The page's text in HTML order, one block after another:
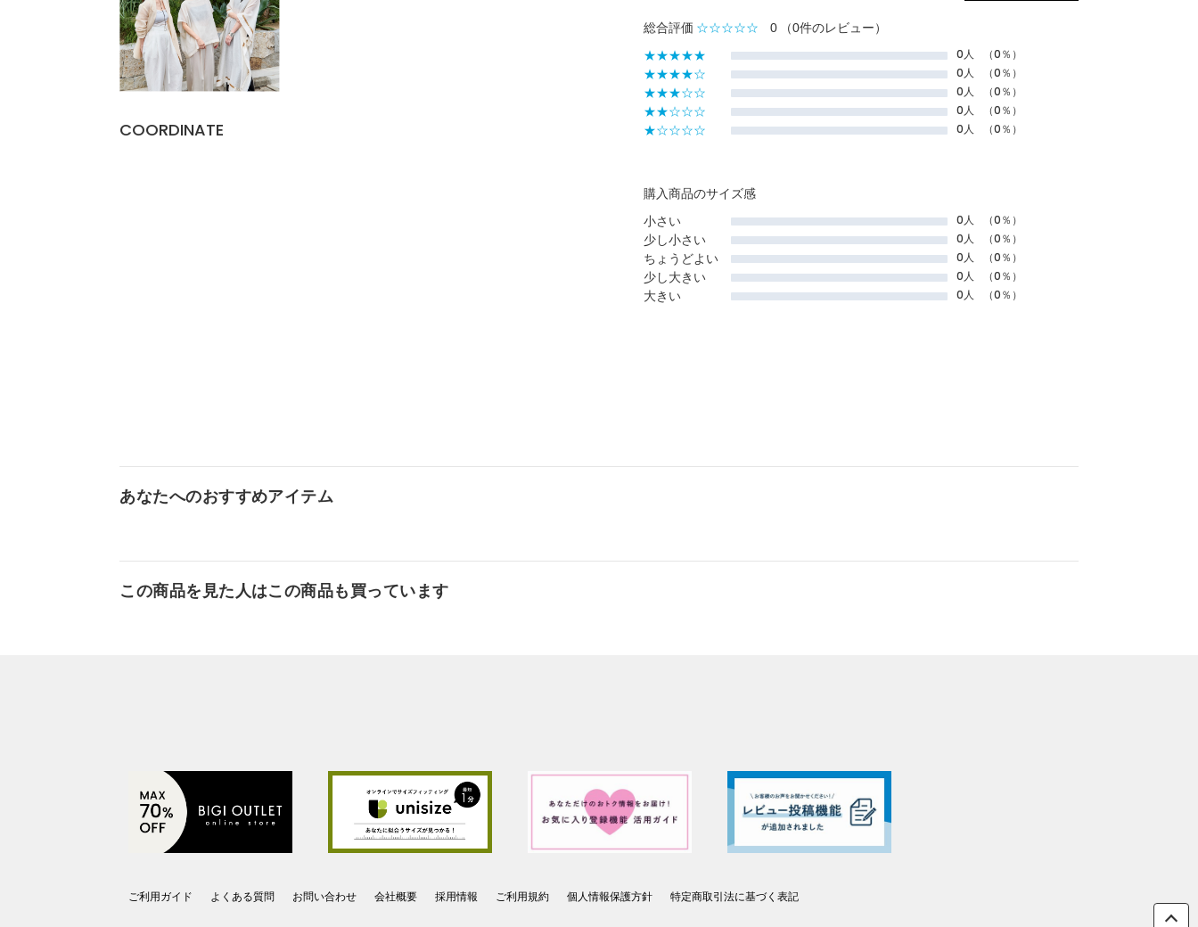
COORDINATE
総合評価 ☆☆☆☆☆ 0 （0件のレビュー）
★★★★★ 0人 （0％）
★★★★☆ 0人 （0％）
★★★☆☆ 0人 （0％）
★★☆☆☆ 0人 （0％）
★☆☆☆☆ 0人 （0％）
購入商品のサイズ感
小さい
0人 （0％）
少し小さい 0人 （0％）
ちょうどよい 0人 （0％）
少し大きい 0人 （0％）
大きい 0人 （0％）
あなたへのおすすめアイテム
この商品を見た人はこの商品も買っています
ご利用ガイド よくある質問 お問い合わせ 会社概要 採用情報 ご利用規約 個人情報保護方針 特定商取引法に基づく表記